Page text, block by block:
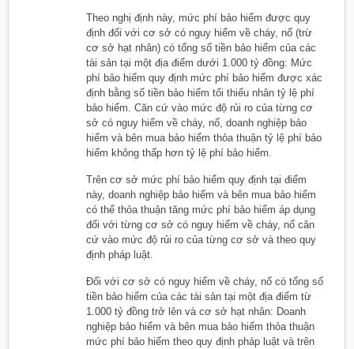
Theo nghị định này, mức phí bảo hiểm được quy
định đối với cơ sở có nguy hiểm về cháy, nổ (trừ
cơ sở hạt nhân) có tổng số tiền bảo hiểm của các
tài sản tại một địa điểm dưới 1.000 tỷ đồng: Mức
phí bảo hiểm quy định mức phí bảo hiểm được xác
định bằng số tiền bảo hiểm tối thiểu nhân tỷ lệ phí
bảo hiểm. Căn cứ vào mức độ rủi ro của từng cơ
sở có nguy hiểm về cháy, nổ, doanh nghiệp bảo
hiểm và bên mua bảo hiểm thỏa thuận tỷ lệ phí bảo
hiểm không thấp hơn tỷ lệ phí bảo hiểm.
Trên cơ sở mức phí bảo hiểm quy định tại điểm
này, doanh nghiệp bảo hiểm và bên mua bảo hiểm
có thể thỏa thuận tăng mức phí bảo hiểm áp dụng
đối với từng cơ sở có nguy hiểm về cháy, nổ căn
cứ vào mức độ rủi ro của từng cơ sở và theo quy
định pháp luật.
Đối với cơ sở có nguy hiểm về cháy, nổ có tổng số
tiền bảo hiểm của các tài sản tại một địa điểm từ
1.000 tỷ đồng trở lên và cơ sở hạt nhân: Doanh
nghiệp bảo hiểm và bên mua bảo hiểm thỏa thuận
mức phí bảo hiểm theo quy định pháp luật và trên